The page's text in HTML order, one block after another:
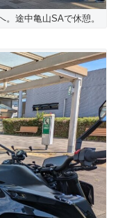
途中亀山SAで休憩。